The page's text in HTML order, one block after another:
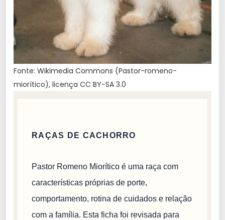
Fonte: Wikimedia Commons (Pastor-romeno-
miorítico), licença CC BY-SA 3.0
RAÇAS DE CACHORRO
Pastor Romeno Miorítico é uma raça com
características próprias de porte,
comportamento, rotina de cuidados e relação
com a família. Esta ficha foi revisada para